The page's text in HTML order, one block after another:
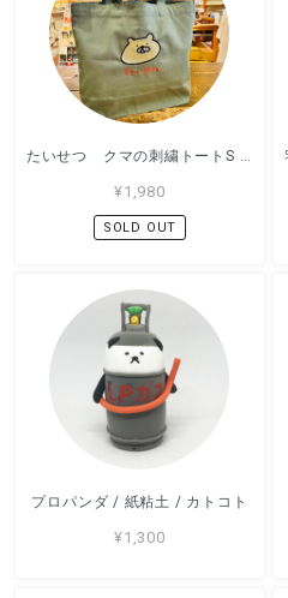
たいせつ クマの刺繍トートS / バッグ / アッコモン
¥1,980
SOLD OUT
プロパンダ / 紙粘土 / カトコト
¥1,300